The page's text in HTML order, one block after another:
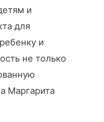
и
для
и
не только
Маргарита